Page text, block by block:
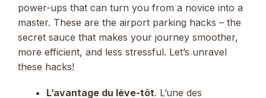
power-ups that can turn you from a novice into a
master. These are the airport parking hacks – the
secret sauce that makes your journey smoother,
more efficient, and less stressful. Let’s unravel
these hacks!
L’avantage du lève-tôt. L’une des